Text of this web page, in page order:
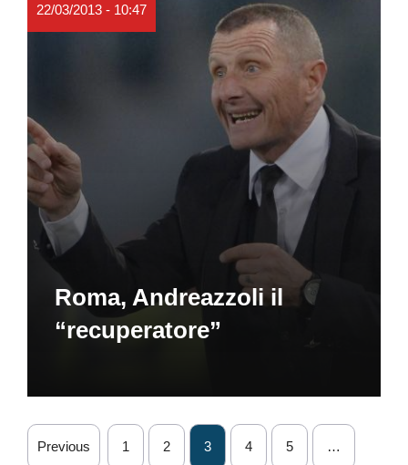
22/03/2013 - 10:47
Roma, Andreazzoli il
“recuperatore”
Previous 1 2 3 4 5 …